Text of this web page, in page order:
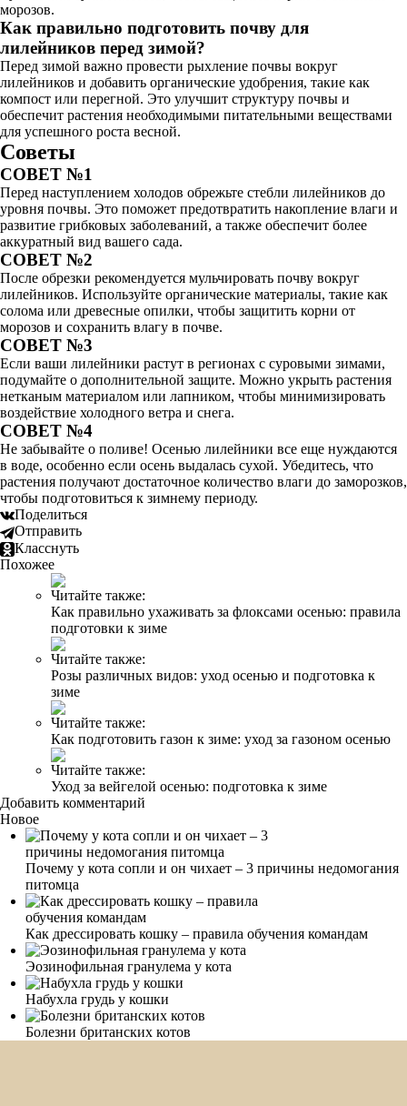
морозов.
Как правильно подготовить почву для
лилейников перед зимой?
Перед зимой важно провести рыхление почвы вокруг
лилейников и добавить органические удобрения, такие как
компост или перегной. Это улучшит структуру почвы и
обеспечит растения необходимыми питательными веществами
для успешного роста весной.
Советы
СОВЕТ №1
Перед наступлением холодов обрежьте стебли лилейников до
уровня почвы. Это поможет предотвратить накопление влаги и
развитие грибковых заболеваний, а также обеспечит более
аккуратный вид вашего сада.
СОВЕТ №2
После обрезки рекомендуется мульчировать почву вокруг
лилейников. Используйте органические материалы, такие как
солома или древесные опилки, чтобы защитить корни от
морозов и сохранить влагу в почве.
СОВЕТ №3
Если ваши лилейники растут в регионах с суровыми зимами,
подумайте о дополнительной защите. Можно укрыть растения
нетканым материалом или лапником, чтобы минимизировать
воздействие холодного ветра и снега.
СОВЕТ №4
Не забывайте о поливе! Осенью лилейники все еще нуждаются
в воде, особенно если осень выдалась сухой. Убедитесь, что
растения получают достаточное количество влаги до заморозков,
чтобы подготовиться к зимнему периоду.
Поделиться
Отправить
Класснуть
Похожее
Читайте также:
Как правильно ухаживать за флоксами осенью: правила
подготовки к зиме
Читайте также:
Розы различных видов: уход осенью и подготовка к
зиме
Читайте также:
Как подготовить газон к зиме: уход за газоном осенью
Читайте также:
Уход за вейгелой осенью: подготовка к зиме
Добавить комментарий
Новое
Почему у кота сопли и он чихает – 3 причины недомогания
питомца
Как дрессировать кошку – правила обучения командам
Эозинофильная гранулема у кота
Набухла грудь у кошки
Болезни британских котов